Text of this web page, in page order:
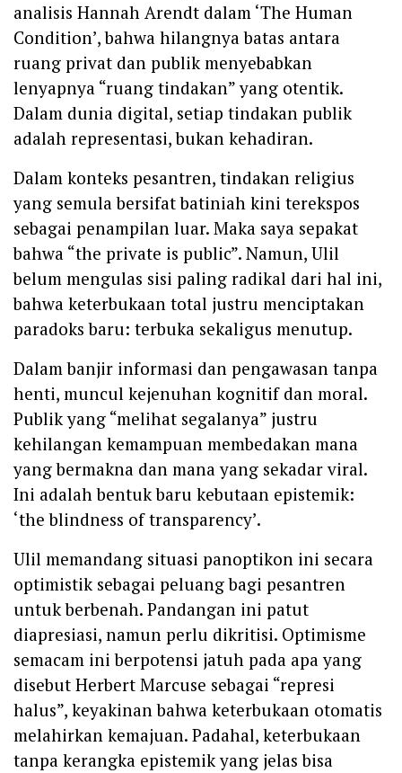
analisis Hannah Arendt dalam ‘The Human
Condition’, bahwa hilangnya batas antara
ruang privat dan publik menyebabkan
lenyapnya “ruang tindakan” yang otentik.
Dalam dunia digital, setiap tindakan publik
adalah representasi, bukan kehadiran.
Dalam konteks pesantren, tindakan religius
yang semula bersifat batiniah kini terekspos
sebagai penampilan luar. Maka saya sepakat
bahwa “the private is public”. Namun, Ulil
belum mengulas sisi paling radikal dari hal ini,
bahwa keterbukaan total justru menciptakan
paradoks baru: terbuka sekaligus menutup.
Dalam banjir informasi dan pengawasan tanpa
henti, muncul kejenuhan kognitif dan moral.
Publik yang “melihat segalanya” justru
kehilangan kemampuan membedakan mana
yang bermakna dan mana yang sekadar viral.
Ini adalah bentuk baru kebutaan epistemik:
‘the blindness of transparency’.
Ulil memandang situasi panoptikon ini secara
optimistik sebagai peluang bagi pesantren
untuk berbenah. Pandangan ini patut
diapresiasi, namun perlu dikritisi. Optimisme
semacam ini berpotensi jatuh pada apa yang
disebut Herbert Marcuse sebagai “represi
halus”, keyakinan bahwa keterbukaan otomatis
melahirkan kemajuan. Padahal, keterbukaan
tanpa kerangka epistemik yang jelas bisa